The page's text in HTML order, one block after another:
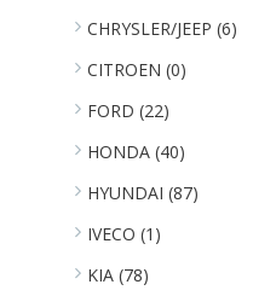
CHRYSLER/JEEP (6)
CITROEN (0)
FORD (22)
HONDA (40)
HYUNDAI (87)
IVECO (1)
KIA (78)